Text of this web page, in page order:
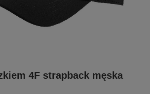
4F strapback męska